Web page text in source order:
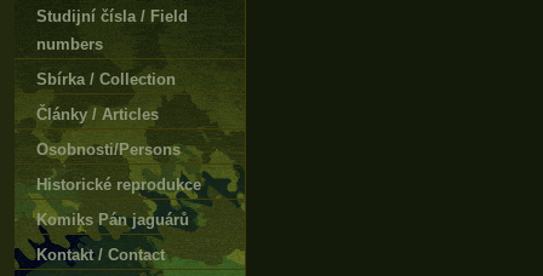
Studijní čísla / Field
numbers
Sbírka / Collection
Články / Articles
Osobnosti/Persons
Historické reprodukce
Komiks Pán jaguárů
Kontakt / Contact